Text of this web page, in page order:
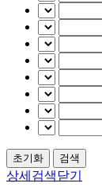
상세검색닫기